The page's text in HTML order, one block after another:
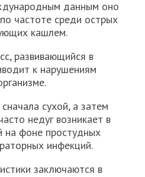
данным оно
частоте среди острых
кашлем.
развивающийся в
к нарушениям
сухой, а затем
недуг возникает в
на фоне простудных
инфекций.
заключаются в